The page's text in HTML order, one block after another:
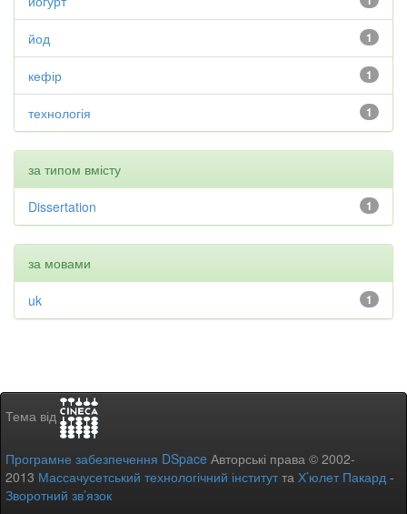
1
йод
1
кефір
1
технологія
за типом вмісту
1
Dissertation
за мовами
1
uk
Тема від
Програмне забезпечення DSpace Авторські права © 2002-
2013 Массачусетський технологічний інститутта Х’юлет Пакард -
Зворотний зв’язок